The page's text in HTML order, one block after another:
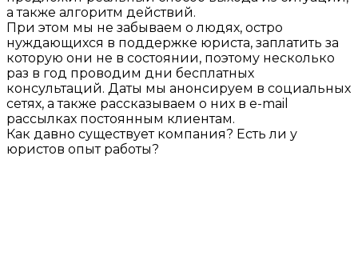
а также алгоритм действий.
При этом мы не забываем о людях, остро
нуждающихся в поддержке юриста, заплатить за
которую они не в состоянии, поэтому несколько
раз в год проводим дни бесплатных
консультаций. Даты мы анонсируем в социальных
сетях, а также рассказываем о них в e-mail
рассылках постоянным клиентам.
Как давно существует компания? Есть ли у
юристов опыт работы?